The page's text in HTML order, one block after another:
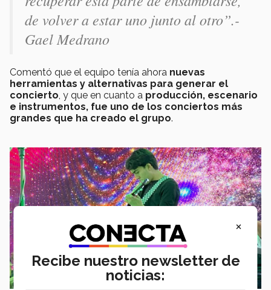
de volver a estar uno junto al otro”.-
Gael Medrano
Comentó que el equipo tenía ahora nuevas
herramientas y alternativas para generar el
concierto , y que en cuanto a producción, escenario
e instrumentos, fue uno de los conciertos más
grandes que ha creado el grupo.
×
Recibe nuestro newsletter de
noticias: